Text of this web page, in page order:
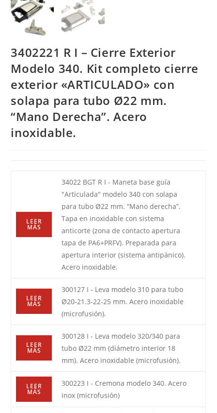
3402221 R I – Cierre Exterior
Modelo 340. Kit completo cierre
exterior «ARTICULADO» con
solapa para tubo Ø22 mm.
“Mano Derecha”. Acero
inoxidable.
LEER
MÁS
34022 BGT R I - Maneta base guía
"Articulada" modelo 340 con solapa
para tubo Ø22 mm. “Mano derecha”.
Tapa en inoxidable con sistema
anticorte (zona de contacto apertura
tapa de PA6+PRFV). Preparada para
apertura interior (sistema antipánico).
Acero inoxidable.
LEER
MÁS
300127 I - Leva modelo 310 para tubo
Ø20-21.3-22-25 mm. Acero inoxidable
(microfusión).
LEER
MÁS
300128 I - Leva modelo 320/340 para
tubo Ø22 mm (diámetro interior 18
mm). Acero inoxidable (microfusión).
LEER
MÁS
300223 I - Cremona modelo 340. Acero
inox (microfusión)